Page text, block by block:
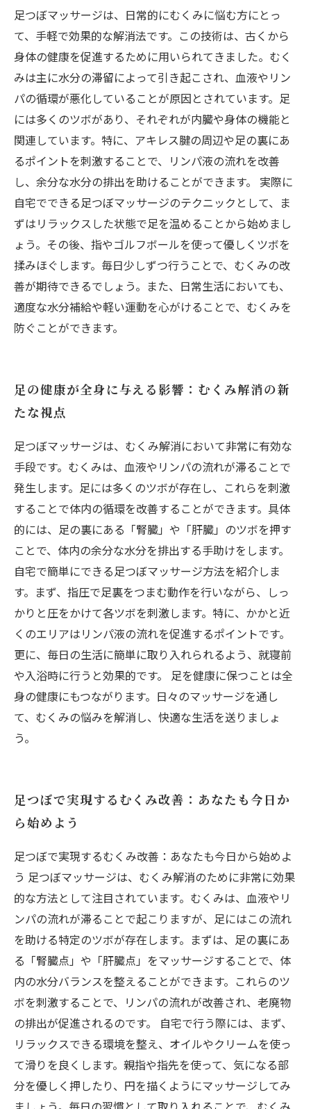
足つぼマッサージは、日常的にむくみに悩む方にとっ
て、手軽で効果的な解消法です。この技術は、古くから
身体の健康を促進するために用いられてきました。むく
みは主に水分の滞留によって引き起こされ、血液やリン
パの循環が悪化していることが原因とされています。足
には多くのツボがあり、それぞれが内臓や身体の機能と
関連しています。特に、アキレス腱の周辺や足の裏にあ
るポイントを刺激することで、リンパ液の流れを改善
し、余分な水分の排出を助けることができます。 実際に
自宅でできる足つぼマッサージのテクニックとして、ま
ずはリラックスした状態で足を温めることから始めまし
ょう。その後、指やゴルフボールを使って優しくツボを
揉みほぐします。毎日少しずつ行うことで、むくみの改
善が期待できるでしょう。また、日常生活においても、
適度な水分補給や軽い運動を心がけることで、むくみを
防ぐことができます。
足の健康が全身に与える影響：むくみ解消の新
たな視点
足つぼマッサージは、むくみ解消において非常に有効な
手段です。むくみは、血液やリンパの流れが滞ることで
発生します。足には多くのツボが存在し、これらを刺激
することで体内の循環を改善することができます。具体
的には、足の裏にある「腎臓」や「肝臓」のツボを押す
ことで、体内の余分な水分を排出する手助けをします。
自宅で簡単にできる足つぼマッサージ方法を紹介しま
す。まず、指圧で足裏をつまむ動作を行いながら、しっ
かりと圧をかけて各ツボを刺激します。特に、かかと近
くのエリアはリンパ液の流れを促進するポイントです。
更に、毎日の生活に簡単に取り入れられるよう、就寝前
や入浴時に行うと効果的です。 足を健康に保つことは全
身の健康にもつながります。日々のマッサージを通し
て、むくみの悩みを解消し、快適な生活を送りましょ
う。
足つぼで実現するむくみ改善：あなたも今日か
ら始めよう
足つぼで実現するむくみ改善：あなたも今日から始めよ
う 足つぼマッサージは、むくみ解消のために非常に効果
的な方法として注目されています。むくみは、血液やリ
ンパの流れが滞ることで起こりますが、足にはこの流れ
を助ける特定のツボが存在します。まずは、足の裏にあ
る「腎臓点」や「肝臓点」をマッサージすることで、体
内の水分バランスを整えることができます。これらのツ
ボを刺激することで、リンパの流れが改善され、老廃物
の排出が促進されるのです。 自宅で行う際には、まず、
リラックスできる環境を整え、オイルやクリームを使っ
て滑りを良くします。親指や指先を使って、気になる部
分を優しく押したり、円を描くようにマッサージしてみ